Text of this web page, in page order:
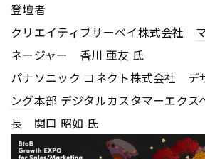
登壇者
クリエイティブサーベイ株式会社
ネージャー 香川 亜友 氏
パナソニック コネクト株式会社 デ
ング本部 デジタルカスタマーエクス
長 関口 昭如 氏